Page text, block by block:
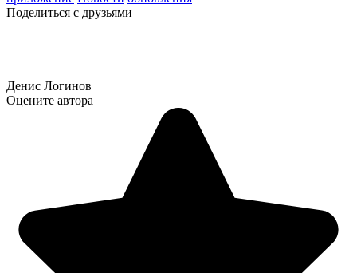
Поделиться с друзьями
Денис Логинов
Оцените автора